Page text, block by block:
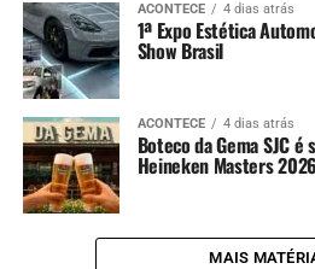
ACONTECE 4 dias atrás
1ª Expo Estética
Show Brasil
ACONTECE 4 dias atrás
Boteco da Gema SJC é
Heineken Masters 2026
MAIS